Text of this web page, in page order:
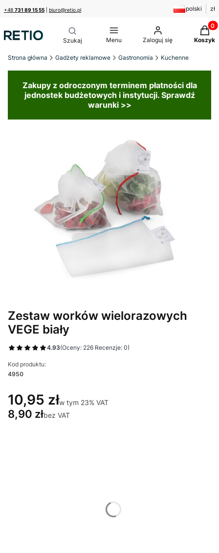
+48 731 89 15 55 biuro@retio.pl polski zł
Menu Zaloguj się Koszyk
Strona główna Gadżety reklamowe Gastronomia Kuchenne
Zakupy z odroczonym terminem płatności dla
jednostek budżetowych i instytucji. Sprawdź
warunki >>
Zestaw worków wielorazowych
VEGE biały
4.93(Oceny: 226 Recenzje: 0)
Kod produktu:
4950
10,95 złw tym 23% VAT
w tym 23% VAT
8,90 złbez VAT